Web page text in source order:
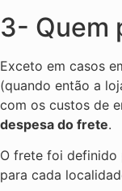
3- Quem
Exceto em casos
(quando então a
com os custos de
despesa do frete.
O frete foi definido
para cada